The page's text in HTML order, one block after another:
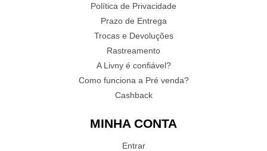
Política de Privacidade
Prazo de Entrega
Trocas e Devoluções
Rastreamento
A Livny é confiável?
Como funciona a Pré venda?
Cashback
MINHA CONTA
Entrar